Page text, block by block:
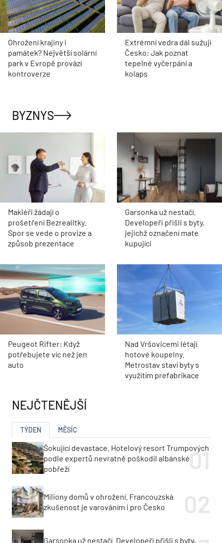
Ohrožení krajiny i
památek? Největší solární
park v Evropě provází
kontroverze
Extrémní vedra dál sužují
Česko: Jak poznat
tepelné vyčerpání a
kolaps
BYZNYS
Makléři žádají o
prošetření Bezrealitky.
Spor se vede o provize a
způsob prezentace
Garsonka už nestačí.
Developeři přišli s byty,
jejichž označení mate
kupující
Peugeot Rifter: Když
potřebujete víc než jen
auto
Nad Vršovicemi létají
hotové koupelny.
Metrostav staví byty s
využitím prefabrikace
NEJČTENĚJŠÍ
TÝDEN MĚSÍC
Šokující devastace. Hotelový resort Trumpových
podle expertů nevratně poškodil albánské
pobřeží
Miliony domů v ohrožení. Francouzská
zkušenost je varováním i pro Česko
Garsonka už nestačí. Developeři přišli s byty,